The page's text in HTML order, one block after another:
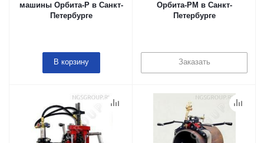
машины Орбита-Р в Санкт-
Петербурге
В корзину
Орбита-РМ в Санкт-
Петербурге
Заказать